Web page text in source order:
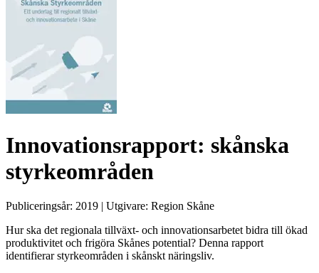
Innovationsrapport: skånska
styrkeområden
Publiceringsår: 2019 | Utgivare: Region Skåne
Hur ska det regionala tillväxt- och innovationsarbetet bidra till ökad
produktivitet och frigöra Skånes potential? Denna rapport
identifierar styrkeområden i skånskt näringsliv.